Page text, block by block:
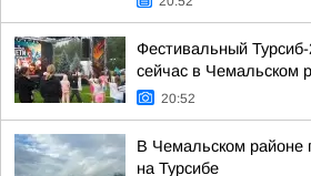
Фестивальный
сейчас в Чемальском
20:52
В Чемальском районе
на Турсибе